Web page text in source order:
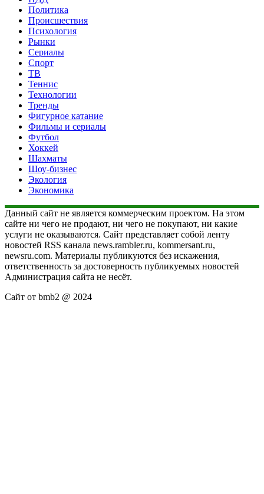
Политика
Происшествия
Психология
Рынки
Сериалы
Спорт
ТВ
Теннис
Технологии
Тренды
Фигурное катание
Фильмы и сериалы
Футбол
Хоккей
Шахматы
Шоу-бизнес
Экология
Экономика
Данный сайт не является коммерческим проектом. На этом
сайте ни чего не продают, ни чего не покупают, ни какие
услуги не оказываются. Сайт представляет собой ленту
новостей RSS канала news.rambler.ru, kommersant.ru,
newsru.com. Материалы публикуются без искажения,
ответственность за достоверность публикуемых новостей
Администрация сайта не несёт.
Сайт от bmb2 @ 2024